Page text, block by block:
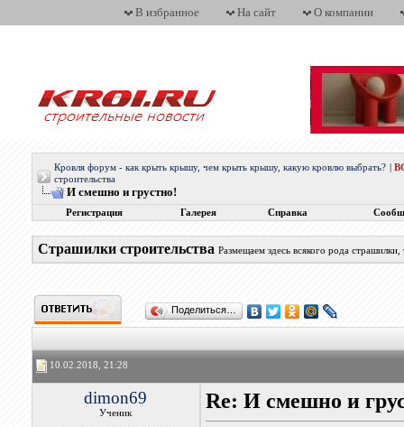
В избранное На сайт О компании
Кровля форум - как крыть крышу, чем крыть крышу, какую кровлю выбрать?
строительства
И смешно и грустно!
Регистрация Галерея Справка
Страшилки строительства Размещаем здесь всякого рода
Поделиться…
10.02.2018, 21:28
dimon69
Ученик
Re: И смешно и